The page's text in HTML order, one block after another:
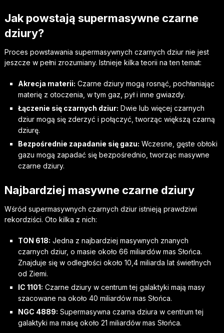
Jak powstają supermasywne czarne
dziury?
Proces powstawania supermasywnych czarnych dziur nie jest
jeszcze w pełni zrozumiany. Istnieje kilka teorii na ten temat:
Akrecja materii: Czarne dziury mogą rosnąć, pochłaniając
materię z otoczenia, w tym gaz, pył i inne gwiazdy.
Łączenie się czarnych dziur: Dwie lub więcej czarnych
dziur mogą się zderzyć i połączyć, tworząc większą czarną
dziurę.
Bezpośrednie zapadanie się gazu: Wczesne, gęste obłoki
gazu mogą zapadać się bezpośrednio, tworząc masywne
czarne dziury.
Najbardziej masywne czarne dziury
Wśród supermasywnych czarnych dziur istnieją prawdziwi
rekordziści. Oto kilka z nich:
TON 618: Jedna z najbardziej masywnych znanych
czarnych dziur, o masie około 66 miliardów mas Słońca.
Znajduje się w odległości około 10,4 miliarda lat świetlnych
od Ziemi.
IC 1101: Czarne dziury w centrum tej galaktyki mają masy
szacowane na około 40 miliardów mas Słońca.
NGC 4889: Supermasywna czarna dziura w centrum tej
galaktyki ma masę około 21 miliardów mas Słońca.